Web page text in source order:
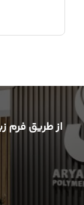
از طریق فرم